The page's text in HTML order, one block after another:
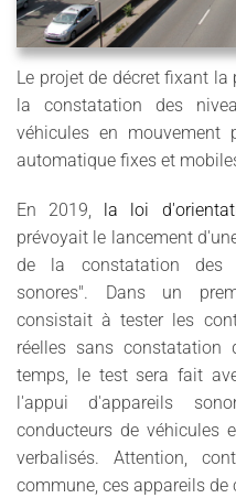
Le projet de décret fixant la
la constatation des
véhicules en mouvement
automatique fixes et
En 2019, la loi
prévoyait le lancement
de la constatation des
sonores". Dans un
consistait à tester les
réelles sans constatation
temps, le test sera fait
l'appui d'appareils
conducteurs de véhicules
verbalisés. Attention,
commune, ces appareils